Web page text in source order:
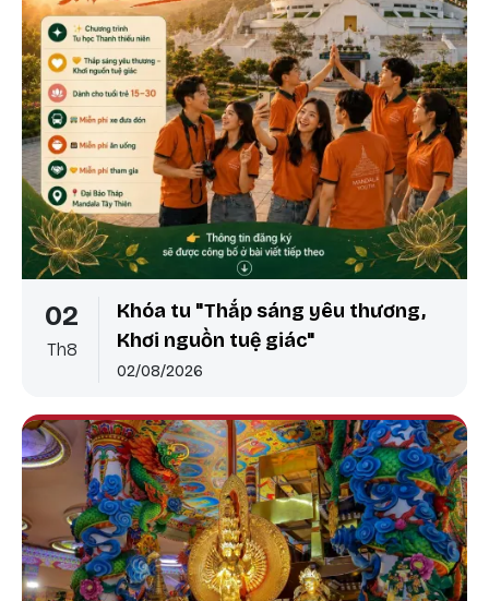
02
Th8
Khóa tu "Thắp sáng yêu thương,
Khơi nguồn tuệ giác"
02/08/2026